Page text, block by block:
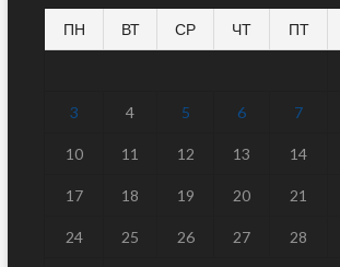
ПН ВТ СР ЧТ ПТ
3 4 5 6 7
10 11 12 13 14
17 18 19 20 21
24 25 26 27 28